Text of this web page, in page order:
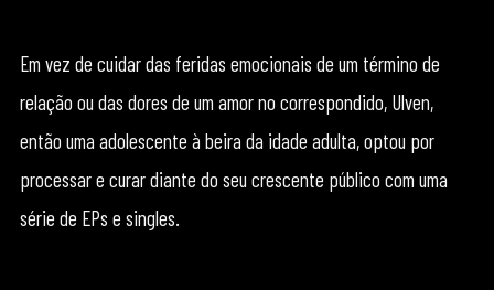
Em vez de cuidar das feridas emocionais de um término de
relação ou das dores de um amor no correspondido, Ulven,
então uma adolescente à beira da idade adulta, optou por
processar e curar diante do seu crescente público com uma
série de EPs e singles.